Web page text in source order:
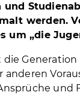
und
werden.
um „die
die
anderen
und